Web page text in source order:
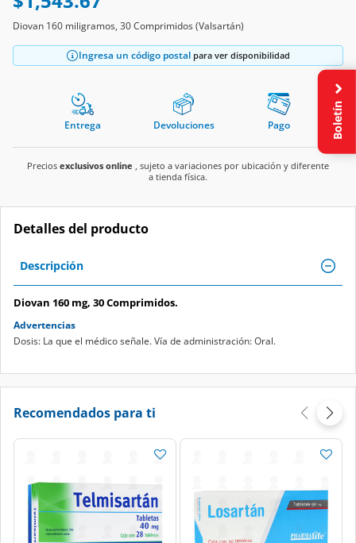
Diovan 160 miligramos, 30 Comprimidos (Valsartán)
Ingresa un código postal para ver disponibilidad
Entrega Devoluciones Pago
Precios exclusivos online , sujeto a variaciones por ubicación y diferente
a tienda física.
Detalles del producto
Descripción
Diovan 160 mg, 30 Comprimidos.
Advertencias
Dosis: La que el médico señale. Vía de administración: Oral.
Recomendados para ti
Boletín